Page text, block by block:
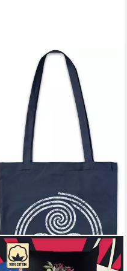
URBAN BACKWOODS
Beuteltasche Triskelion